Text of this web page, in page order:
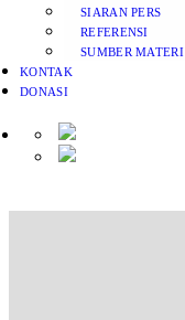
SIARAN PERS
REFERENSI
SUMBER MATERI
KONTAK
DONASI